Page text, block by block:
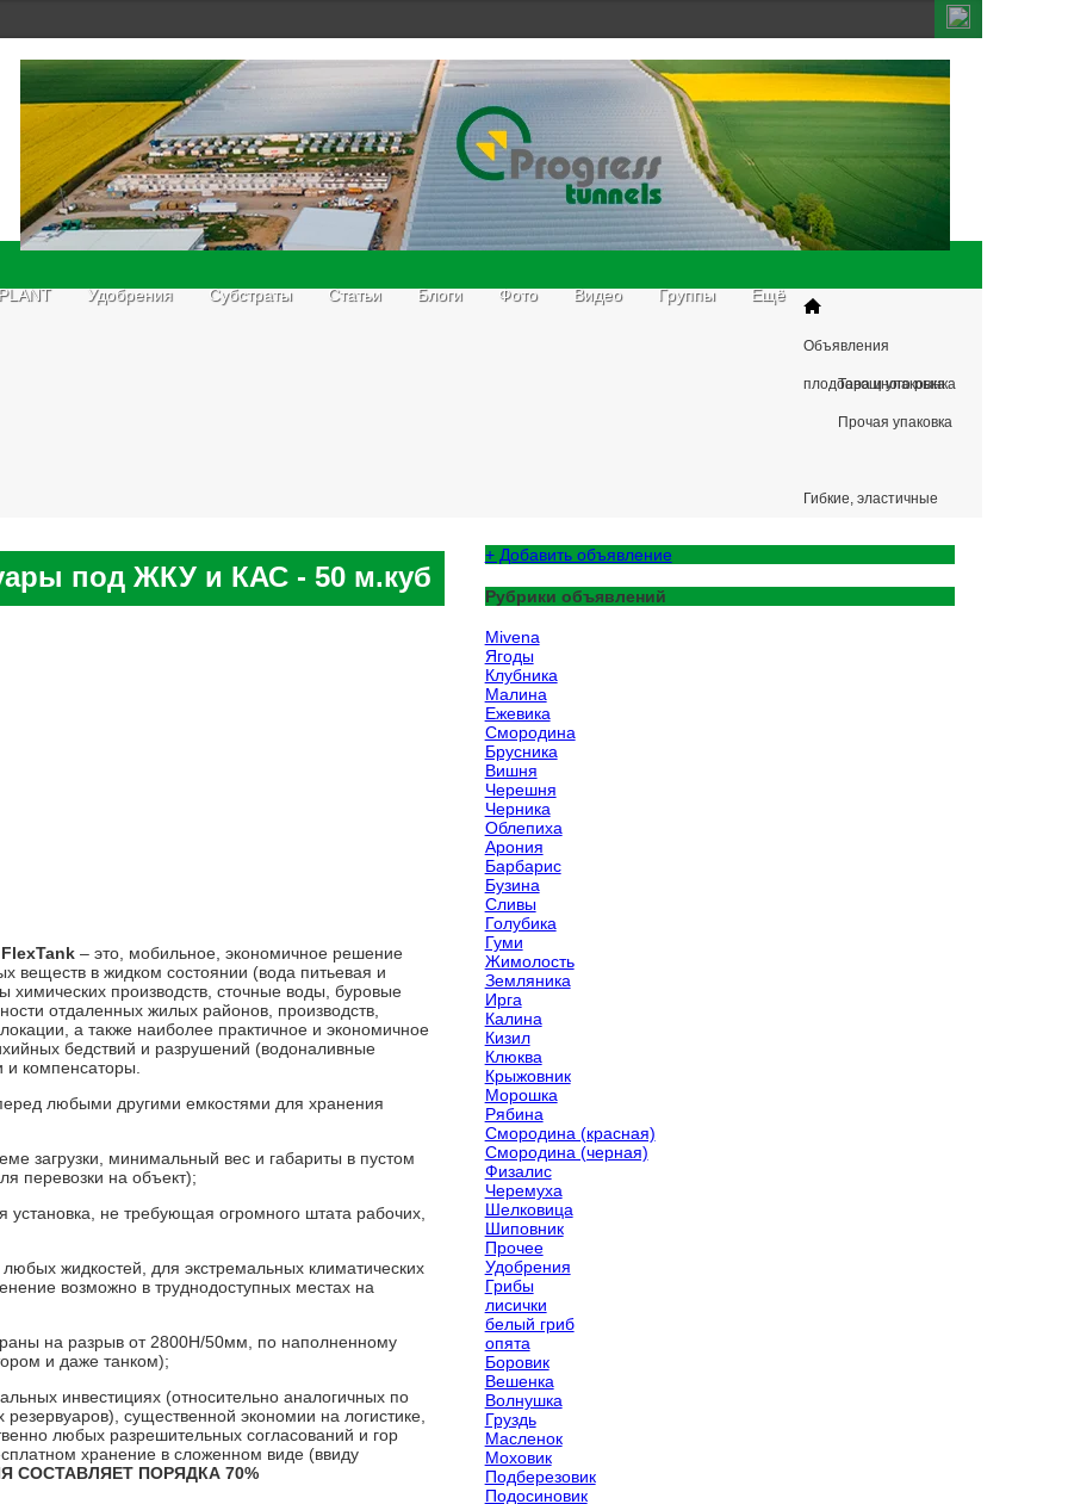
Удобрения Субстраты Статьи Блоги Фото Видео Группы Ещё
Объявления
плодоовощного рынка
Тара и упаковка
Прочая упаковка
Гибкие, эластичные
под ЖКУ и КАС - 50 м.куб
FlexTank – это, мобильное, экономичное решение
веществ в жидком состоянии (вода питьевая и
производств, сточные воды, буровые
отдаленных жилых районов, производств,
а также наиболее практичное и экономичное
бедствий и разрушений (водоналивные
компенсаторы.
любыми другими емкостями для хранения
загрузки, минимальный вес и габариты в пустом
перевозки на объект);
установка, не требующая огромного штата рабочих,
жидкостей, для экстремальных климатических
возможно в труднодоступных местах на
на разрыв от 2800Н/50мм, по наполненному
и даже танком);
инвестициях (относительно аналогичных по
существенной экономии на логистике,
любых разрешительных согласований и гор
хранение в сложенном виде (ввиду
СОСТАВЛЯЕТ ПОРЯДКА 70%
+ Добавить объявление
Рубрики объявлений
Mivena
Ягоды
Клубника
Малина
Ежевика
Смородина
Брусника
Вишня
Черешня
Черника
Облепиха
Арония
Барбарис
Бузина
Сливы
Голубика
Гуми
Жимолость
Земляника
Ирга
Калина
Кизил
Клюква
Крыжовник
Морошка
Рябина
Смородина (красная)
Смородина (черная)
Физалис
Черемуха
Шелковица
Шиповник
Прочее
Удобрения
Грибы
лисички
белый гриб
опята
Боровик
Вешенка
Волнушка
Груздь
Масленок
Моховик
Подберезовик
Подосиновик